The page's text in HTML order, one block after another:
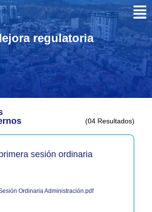
regulatoria
(04 Resultados)
sesión ordinaria
Ordinaria Administración.pdf